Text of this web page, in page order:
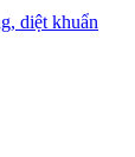
diệt khuẩn